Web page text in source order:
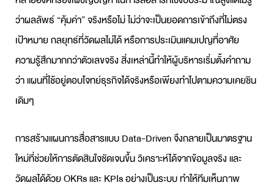
ว่าผลลัพธ์ “คุ้มค่า” จริงหรือไม่ ไม่ว่าจะเป็นยอดการเข้าถึงที่ไม่ตรง
เป้าหมาย กลยุทธ์ที่วัดผลไม่ได้ หรือการประเมินแคมเปญที่อาศัย
ความรู้สึกมากกว่าตัวเลขจริง สิ่งเหล่านี้ทำให้ผู้บริหารเริ่มตั้งคำถาม
ว่า แผนที่ใช้อยู่ตอบโจทย์ธุรกิจได้จริงหรือเพียงทำไปตามความเคยชิน
เดิมๆ
การสร้างแผนการสื่อสารแบบ Data-Driven จึงกลายเป็นมาตรฐาน
ใหม่ที่ช่วยให้การตัดสินใจชัดเจนขึ้น วิเคราะห์ได้จากข้อมูลจริง และ
วัดผลได้ด้วย OKRs และ KPIs อย่างเป็นระบบ ทำให้ทีมเห็นภาพ